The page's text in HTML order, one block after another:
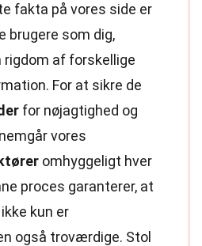
fakta på vores side er
brugere som dig,
rigdom af forskellige
For at sikre de
for nøjagtighed og
vores
omhyggeligt hver
proces garanterer, at
kun er
også troværdige. Stol